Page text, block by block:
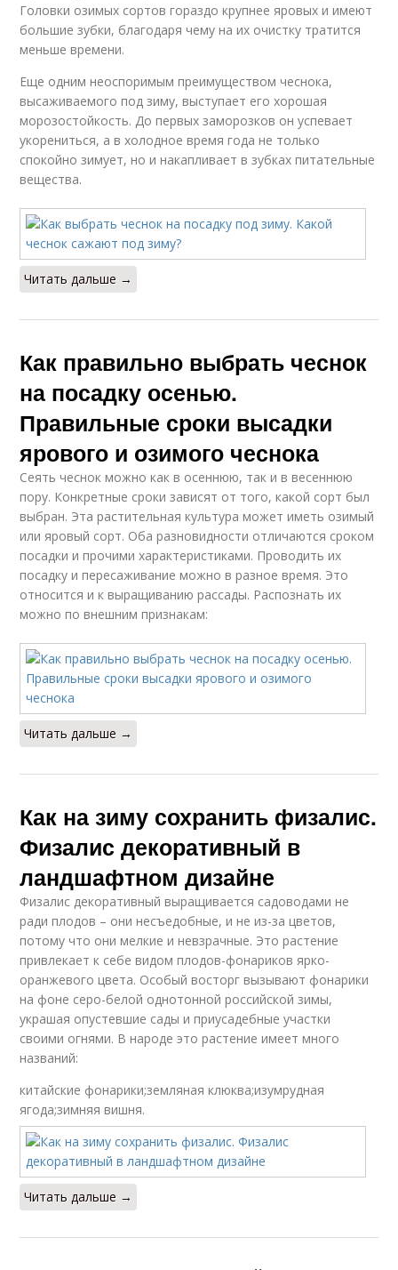
Головки озимых сортов гораздо крупнее яровых и имеют
большие зубки, благодаря чему на их очистку тратится
меньше времени.
Еще одним неоспоримым преимуществом чеснока,
высаживаемого под зиму, выступает его хорошая
морозостойкость. До первых заморозков он успевает
укорениться, а в холодное время года не только
спокойно зимует, но и накапливает в зубках питательные
вещества.
Читать дальше →
Как правильно выбрать чеснок
на посадку осенью.
Правильные сроки высадки
ярового и озимого чеснока
Сеять чеснок можно как в осеннюю, так и в весеннюю
пору. Конкретные сроки зависят от того, какой сорт был
выбран. Эта растительная культура может иметь озимый
или яровый сорт. Оба разновидности отличаются сроком
посадки и прочими характеристиками. Проводить их
посадку и пересаживание можно в разное время. Это
относится и к выращиванию рассады. Распознать их
можно по внешним признакам:
Читать дальше →
Как на зиму сохранить физалис.
Физалис декоративный в
ландшафтном дизайне
Физалис декоративный выращивается садоводами не
ради плодов – они несъедобные, и не из-за цветов,
потому что они мелкие и невзрачные. Это растение
привлекает к себе видом плодов-фонариков ярко-
оранжевого цвета. Особый восторг вызывают фонарики
на фоне серо-белой однотонной российской зимы,
украшая опустевшие сады и приусадебные участки
своими огнями. В народе это растение имеет много
названий:
китайские фонарики;земляная клюква;изумрудная
ягода;зимняя вишня.
Читать дальше →